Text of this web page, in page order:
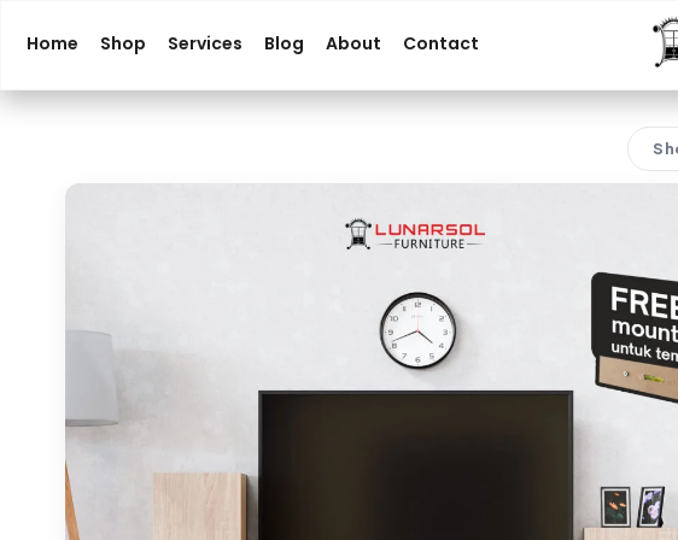
Home Shop Services Blog About Contact